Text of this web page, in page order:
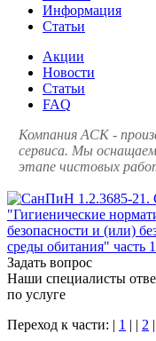
Информация
Статьи
Акции
Новости
Статьи
FAQ
Компания АСК -
сервиса. Мы
этапе чистовых
Задать вопрос
Наши специалисты
по услуге
Переход к части: | 1 | | 2